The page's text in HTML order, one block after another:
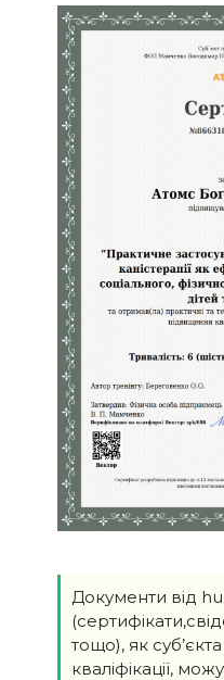
Документи від
тощо), як
кваліфікації,